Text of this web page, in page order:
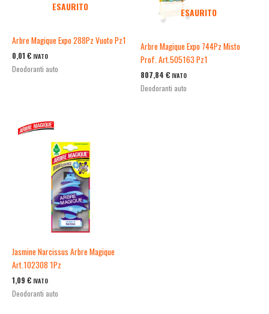
ESAURITO
Arbre Magique Expo 288Pz Vuoto Pz1
0,01 € IVATO
Deodoranti auto
ESAURITO
Arbre Magique Expo 744Pz Misto
Prof. Art.505163 Pz1
807,84 € IVATO
Deodoranti auto
Jasmine Narcissus Arbre Magique
Art.102308 1Pz
1,09 € IVATO
Deodoranti auto